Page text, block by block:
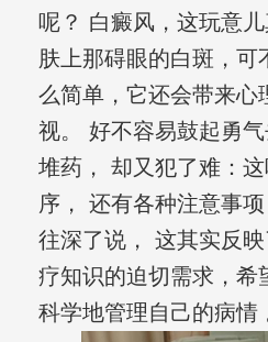
呢？ 白癜风，这玩意
肤上那碍眼的白斑，可
么简单，它还会带来心
视。 好不容易鼓起勇
堆药， 却又犯了难：
序， 还有各种注意事
往深了说， 这其实反
疗知识的迫切需求，希
科学地管理自己的病情